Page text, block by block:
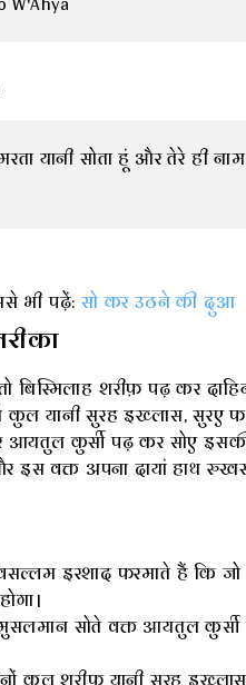
यानी सोता हूं और तेरे ही
भी पढ़ें: सो कर उठने की दुआ
बिस्मिलाह शरीफ़ पढ़ कर
कुल यानी सुरह इख्लास,
आयतुल कुर्सी पढ़ कर सोए
इस वक्त अपना दायां हाथ
इरशाद फरमाते हैं कि जो
सोते वक्त आयतुल